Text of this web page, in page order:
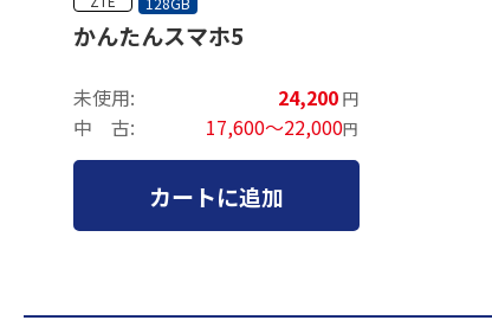
かんたんスマホ5
未使用: 24,200 円
中 古: 17,600～22,000円
カートに追加